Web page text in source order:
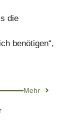
die
benötigen“,
Mehr